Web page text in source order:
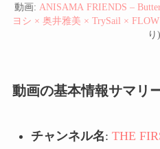
動画: ANISAMA FRIENDS –
ヨシ × 奥井雅美 × TrySail ×
り)
動画の基本情報サマリ
チャンネル名: THE